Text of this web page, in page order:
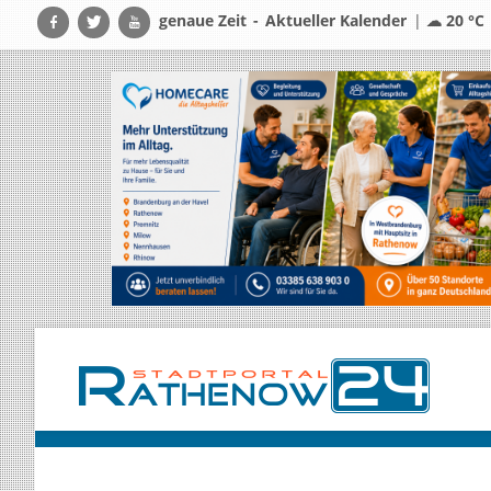
genaue Zeit - Aktueller Kalender | ☁ 20 °C